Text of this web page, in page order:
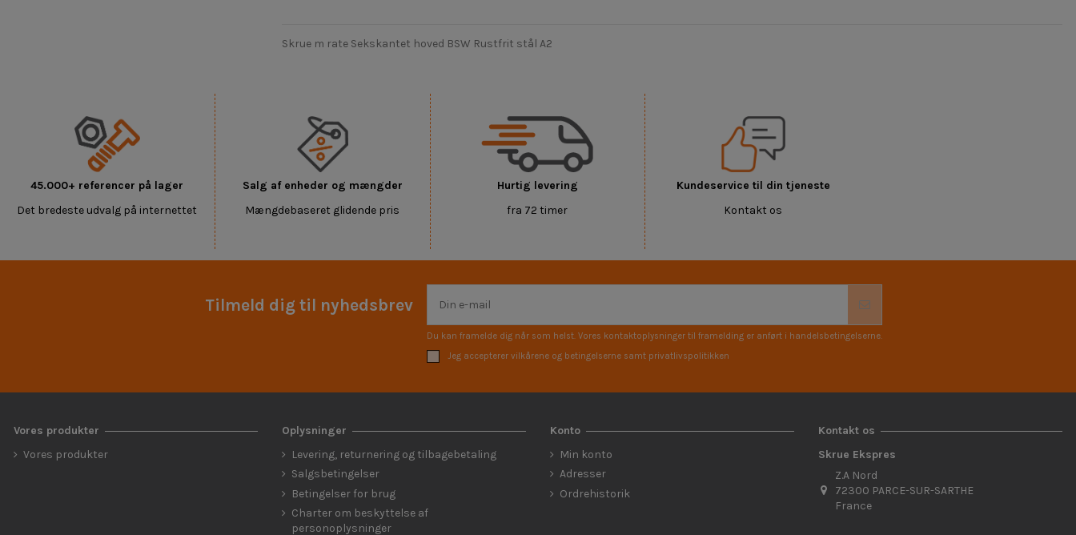
Skrue m rate Sekskantet hoved BSW Rustfrit stål A2
45.000+ referencer på lager
Det bredeste udvalg på internettet
Salg af enheder og mængder
Mængdebaseret glidende pris
Hurtig levering
fra 72 timer
Kundeservice til din tjeneste
Kontakt os
Tilmeld dig til nyhedsbrev
Du kan framelde dig når som helst. Vores kontaktoplysninger til framelding er anført i handelsbetingelserne.
Jeg accepterer vilkårene og betingelserne samt privatlivspolitikken
Vores produkter
Vores produkter
Oplysninger
Levering, returnering og tilbagebetaling
Salgsbetingelser
Betingelser for brug
Charter om beskyttelse af
personoplysninger
Konto
Min konto
Adresser
Ordrehistorik
Kontakt os
Skrue Ekspres
Z.A Nord
72300 PARCE-SUR-SARTHE
France